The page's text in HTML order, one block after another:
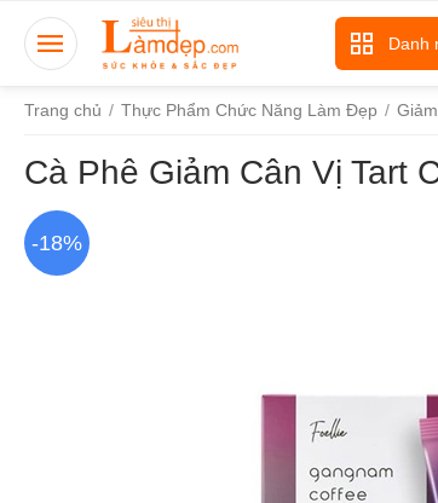
Danh
Trang chủ / Thực Phẩm Chức Năng Làm Đẹp /
Cà Phê Giảm Cân Vị Tart
-18%